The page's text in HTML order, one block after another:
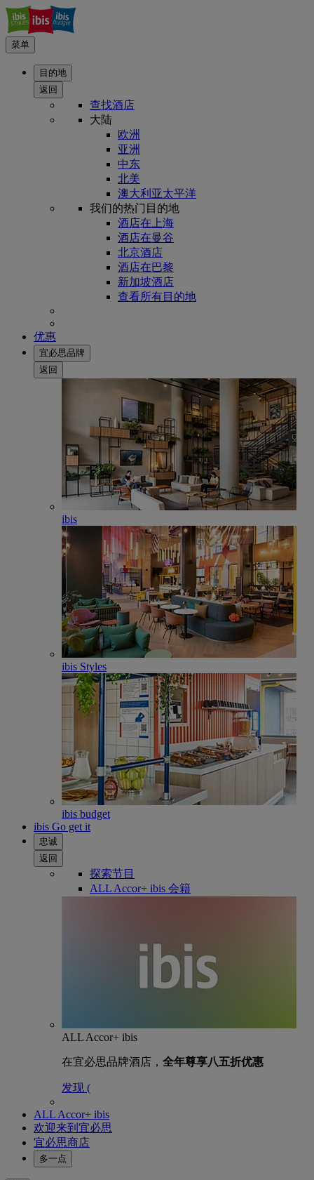
菜单
目的地
返回
查找酒店
大陆
欧洲
亚洲
中东
北美
澳大利亚太平洋
我们的热门目的地
酒店在上海
酒店在曼谷
北京酒店
酒店在巴黎
新加坡酒店
查看所有目的地
优惠
宜必思品牌
返回
ibis
ibis Styles
ibis budget
ibis Go get it
忠诚
返回
探索节目
ALL Accor+ ibis 会籍
ALL Accor+ ibis
在宜必思品牌酒店， 全年尊享八五折优惠
发现 (
ALL Accor+ ibis
欢迎来到宜必思
宜必思商店
多一点